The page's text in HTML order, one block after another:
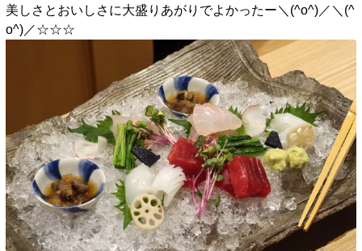
美しさとおいしさに大盛りあがりでよかったー＼(^o^)／＼(^
o^)／☆☆☆